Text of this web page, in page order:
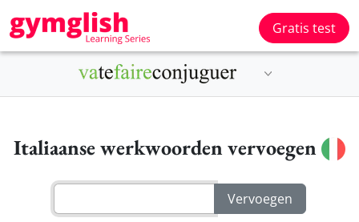
Gratis test
Italiaanse werkwoorden vervoegen